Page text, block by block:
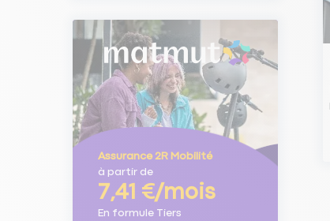
Assurance 2R Mobilité
à partir de
7,41 €/mois
En formule Tiers